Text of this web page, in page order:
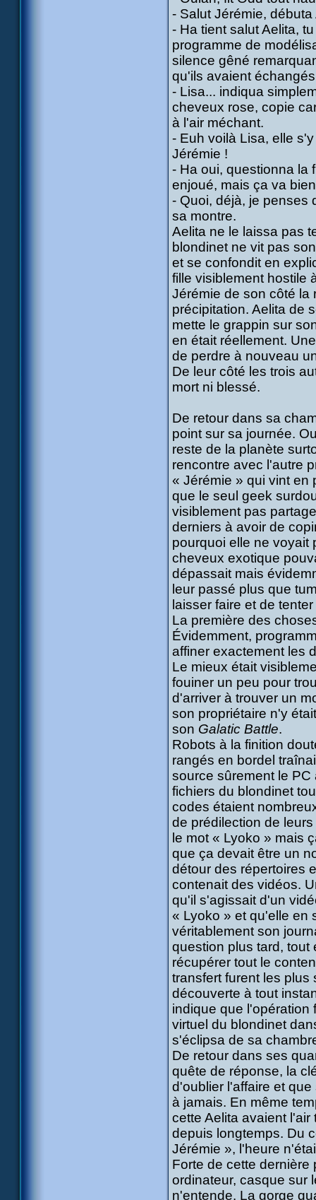
- Salut Jérémie,
- Ha tient salut Aelita,
programme de
silence gêné
qu'ils avaient
- Lisa... indiqua
cheveux rose, copie
à l'air méchant.
- Euh voilà Lisa, elle
Jérémie !
- Ha oui, questionna la
enjoué, mais ça va
- Quoi, déjà, je penses
sa montre.
Aelita ne le laissa pas
blondinet ne vit pas
et se confondit en
fille visiblement hostile
Jérémie de son côté la
précipitation. Aelita de
mette le grappin sur
en était réellement.
de perdre à nouveau
De leur côté les trois
mort ni blessé.
De retour dans sa
point sur sa journée.
reste de la planète
rencontre avec l'autre
« Jérémie » qui vint en
que le seul geek
visiblement pas
derniers à avoir de
pourquoi elle ne voyait
cheveux exotique
dépassait mais
leur passé plus que
laisser faire et de
La première des
Évidemment,
affiner exactement les
Le mieux était
fouiner un peu pour
d'arriver à trouver un
son propriétaire n'y
son Galatic Battle.
Robots à la finition
rangés en bordel
source sûrement le
fichiers du blondinet
codes étaient
de prédilection de
le mot « Lyoko » mais
que ça devait être un
détour des répertoires
contenait des vidéos.
qu'il s'agissait d'un
« Lyoko » et qu'elle en
véritablement son
question plus tard, tout
récupérer tout le
transfert furent les
découverte à tout
indique que l'opération
virtuel du blondinet
s'éclipsa de sa
De retour dans ses
quête de réponse, la
d'oublier l'affaire et
à jamais. En même
cette Aelita avaient
depuis longtemps. Du
Jérémie », l'heure
Forte de cette
ordinateur, casque sur
n'entende. La gorge